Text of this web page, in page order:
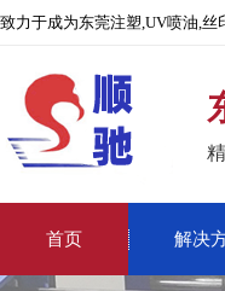
致力于成为东莞注塑,UV喷油,
首页 解决